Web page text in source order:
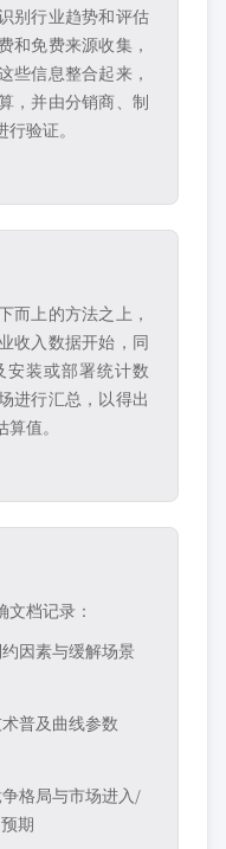
别行业趋势和评估
和免费来源收集，
些信息整合起来，
，并由分销商、制
验证。
而上的方法之上，
收入数据开始，同
安装或部署统计数
进行汇总，以得出
值。
档记录：
因素与缓解场景
普及曲线参数
格局与市场进入/
期